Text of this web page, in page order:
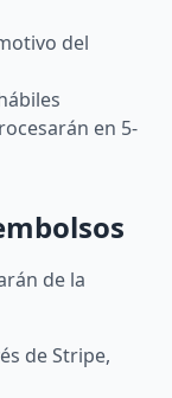
del
en 5-
de la
de Stripe,